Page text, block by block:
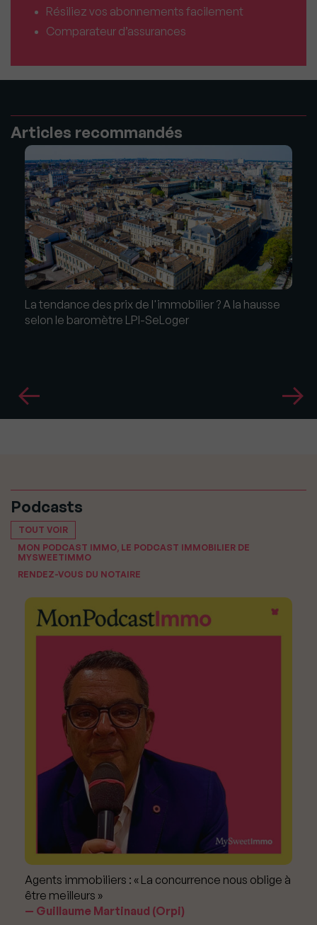
Résiliez vos abonnements facilement
Comparateur d’assurances
Articles recommandés
La tendance des prix de l'immobilier ? A la hausse
selon le baromètre LPI-SeLoger
Podcasts
TOUT VOIR
MON PODCAST IMMO, LE PODCAST IMMOBILIER DE
MYSWEETIMMO
RENDEZ-VOUS DU NOTAIRE
Agents immobiliers : « La concurrence nous oblige à
être meilleurs »
Guillaume Martinaud (Orpi)